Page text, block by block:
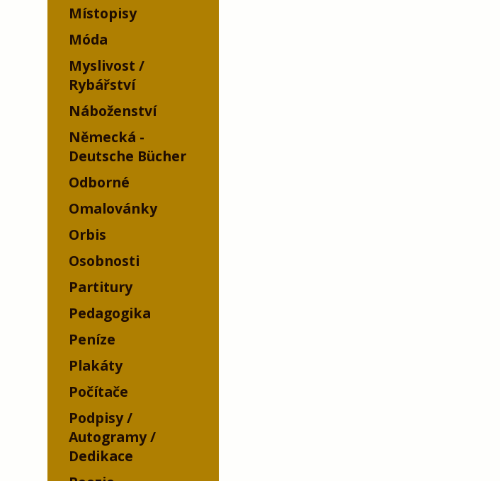
Místopisy
Móda
Myslivost /
Rybářství
Náboženství
Německá -
Deutsche Bücher
Odborné
Omalovánky
Orbis
Osobnosti
Partitury
Pedagogika
Peníze
Plakáty
Počítače
Podpisy /
Autogramy /
Dedikace